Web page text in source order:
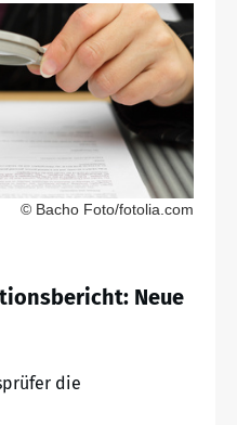
© Bacho Foto/fotolia.com
Neue
die